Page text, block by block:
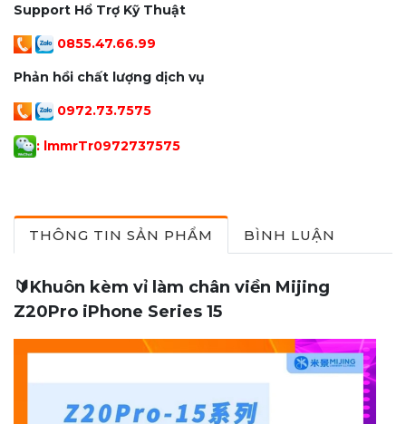
Support Hổ Trợ Kỹ Thuật
0855.47.66.99
Phản hồi chất lượng dịch vụ
0972.73.7575
: lmmrTr0972737575
THÔNG TIN SẢN PHẨM BÌNH LUẬN
🔰Khuôn kèm vỉ làm chân viền Mijing
Z20Pro iPhone Series 15